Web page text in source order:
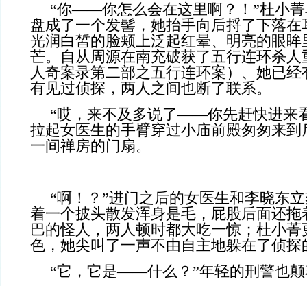
“你——你怎么会在这里啊？！”杜小
盘成了一个发髻，她抬手向后捋了下落
光润白皙的脸颊上泛起红晕、明亮的眼
芒。自从周源在南充破获了五行连环杀
人奇案录第二部之五行连环案）、她已
有见过侦探，两人之间也断了联系。
“哎，来不及多说了——你先赶快进来
拉起女医生的手臂穿过小庙前殿匆匆来
一间禅房的门扇。
“啊！？”进门之后的女医生和李晓东
着一个披头散发浑身是毛，屁股后面还
巴的怪人，两人顿时都大吃一惊；杜小
色，她尖叫了一声不由自主地躲在了侦探
“它，它是——什么？”年轻的刑警也